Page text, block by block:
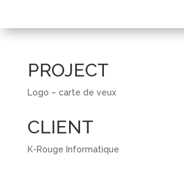
PROJECT
Logo – carte de veux
CLIENT
K-Rouge Informatique